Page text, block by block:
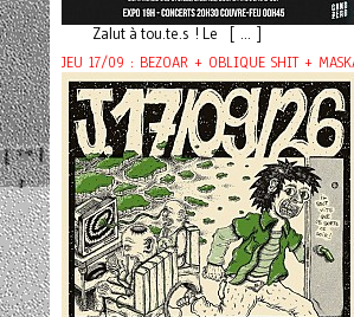
Zalut à tou.te.s ! Le [ ... ]
JEU 17/09 : BEZOAR + OBLIQUE SHIT +